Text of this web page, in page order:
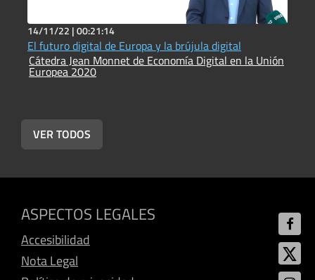
14/11/22 |00:21:14
El futuro digital de Europa y la brújula digital
Cátedra Jean Monnet de Economía Digital en la Unión
Europea 2020
VER TODOS
ASPECTOS LEGALES
Accesibilidad
Nota Legal